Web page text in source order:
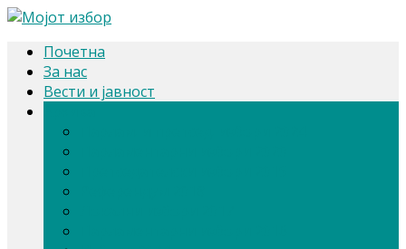
Почетна
За нас
Вести и јавност